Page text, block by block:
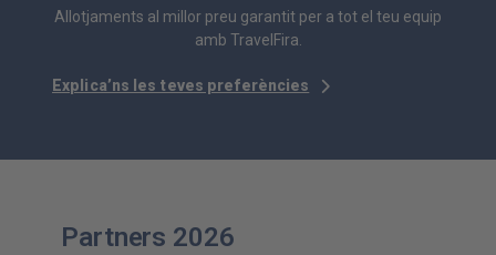
Allotjaments al millor preu garantit per a tot el teu equip
amb TravelFira.
Explica’ns les teves preferències
Partners 2026